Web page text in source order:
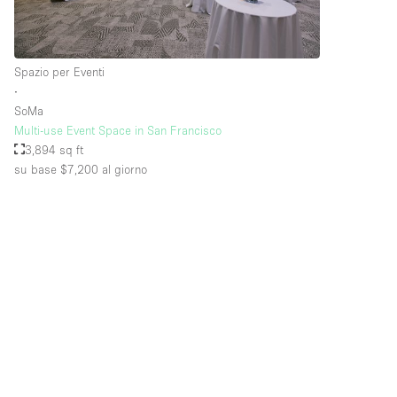
Piano/Accesso Seminterrato
Spazio per Eventi
∙
SoMa
Multi-use Event Space in San Francisco
3,894 sq ft
su base $7,200 al giorno